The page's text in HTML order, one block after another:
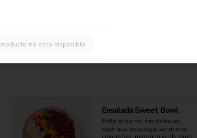
Ensalada Sweet Bowl
Pollo al horno, mix de hojas,
espinaca, betarraga, zanahoria,
no esta disponible